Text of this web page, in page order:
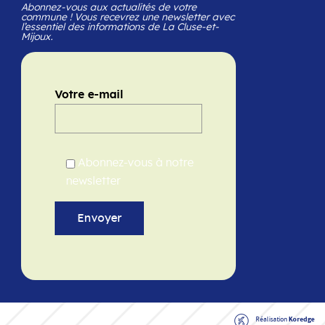
Abonnez-vous aux actualités de votre
commune ! Vous recevrez une newsletter avec
l’essentiel des informations de La Cluse-et-
Mijoux.
Votre e-mail
Abonnez-vous à notre
newsletter
RéalisationKoredge